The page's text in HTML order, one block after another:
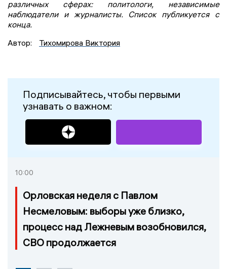
различных сферах: политологи, независимые
наблюдатели и журналисты. Список публикуется с
конца.
Автор:
Тихомирова Виктория
Подписывайтесь, чтобы первыми
узнавать о важном:
10:00
Орловская неделя с Павлом
Несмеловым: выборы уже близко,
процесс над Лежневым возобновился,
СВО продолжается